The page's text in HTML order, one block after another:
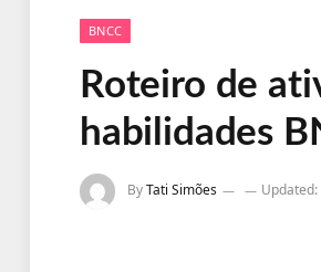
BNCC
Roteiro de
habilidades
ByTati Simões Updated: